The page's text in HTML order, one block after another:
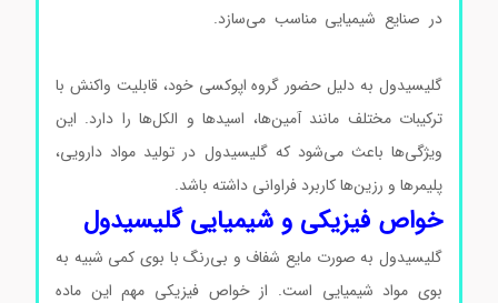
در صنایع شیمیایی مناسب می‌سازد.گلیسیدول سیگماآلدریچ
گلیسیدول به دلیل حضور گروه اپوکسی خود، قابلیت واکنش با
ترکیبات مختلف مانند آمین‌ها، اسیدها و الکل‌ها را دارد. این
ویژگی‌ها باعث می‌شود که گلیسیدول در تولید مواد دارویی،
پلیمرها و رزین‌ها کاربرد فراوانی داشته باشد.
خواص فیزیکی و شیمیایی گلیسیدول
گلیسیدول به صورت مایع شفاف و بی‌رنگ با بوی کمی شبیه به
بوی مواد شیمیایی است. از خواص فیزیکی مهم این ماده